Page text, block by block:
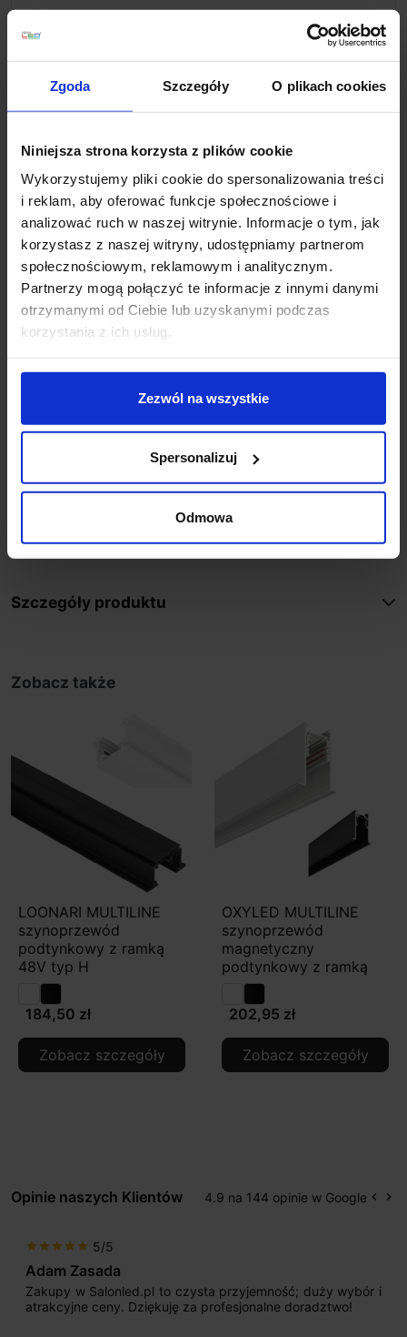
Zgoda Szczegóły O plikach cookies
Niniejsza strona korzysta z plików cookie
Wykorzystujemy pliki cookie do spersonalizowania treści
i reklam, aby oferować funkcje społecznościowe i
analizować ruch w naszej witrynie. Informacje o tym, jak
korzystasz z naszej witryny, udostępniamy partnerom
społecznościowym, reklamowym i analitycznym.
Partnerzy mogą połączyć te informacje z innymi danymi
otrzymanymi od Ciebie lub uzyskanymi podczas
korzystania z ich usług.
Zezwól na wszystkie
Spersonalizuj
Odmowa
Jeśli masz pytania lub potrzebujesz pomocy, zadzwoń
lub napisz do nas: pracujemy od 8:00 do 18:00,
sklep@salonled.pl
Metody płatności
Koszt dostawy
Zapytaj o produkt
Opis
Sprężyna montażowa wyłącznie do szyn
magnetycznych OXYLED Multiline podtynkowa z
ramką. Służy do montażu szynoprzewodu
wpuszczanego w suficie podwieszanym z płyt G-K. 2
uchwyty na 1mb szyny, 2-3szt na odcinek 2m . Cena
dotyczy 1szt
Szczegóły produktu
Zobacz także
LOONARI MULTILINE
szynoprzewód
podtynkowy z ramką
48V typ H
184,50 zł
Zobacz szczegóły
OXYLED MULTILINE
szynoprzewód
magnetyczny
podtynkowy z ramką
202,95 zł
Zobacz szczegóły
Opinie naszych Klientów 4.9 na 144 opinie w Google keyboard_arrow_left keyboard_arrow_right
star star star star star 5/5
Adam Zasada
Zakupy w Salonled.pl to czysta przyjemność; duży wybór i
atrakcyjne ceny. Dziękuję za profesjonalne doradztwo!